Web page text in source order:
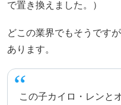
で置き換えました。）
どこの業界でもそうです
あります。
この子カイロ・レンと